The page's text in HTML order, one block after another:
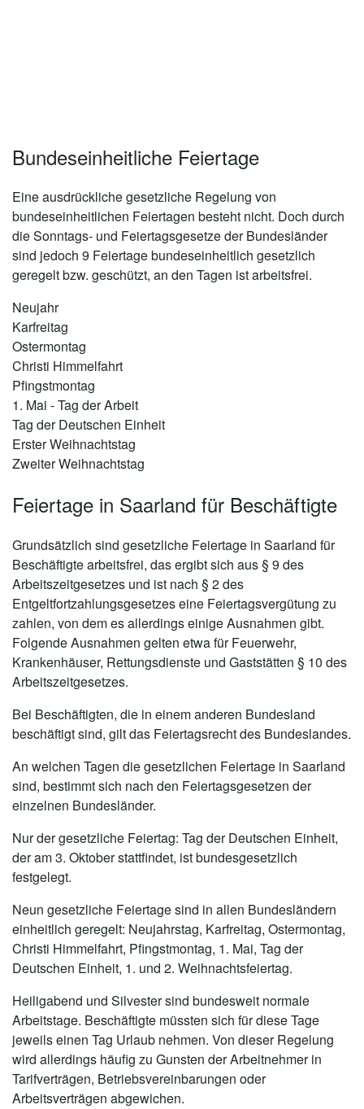
Bundeseinheitliche Feiertage
Eine ausdrückliche gesetzliche Regelung von
bundeseinheitlichen Feiertagen besteht nicht. Doch durch
die Sonntags- und Feiertagsgesetze der Bundesländer
sind jedoch 9 Feiertage bundeseinheitlich gesetzlich
geregelt bzw. geschützt, an den Tagen ist arbeitsfrei.
Neujahr
Karfreitag
Ostermontag
Christi Himmelfahrt
Pfingstmontag
1. Mai - Tag der Arbeit
Tag der Deutschen Einheit
Erster Weihnachtstag
Zweiter Weihnachtstag
Feiertage in Saarland für Beschäftigte
Grundsätzlich sind gesetzliche Feiertage in Saarland für
Beschäftigte arbeitsfrei, das ergibt sich aus § 9 des
Arbeitszeitgesetzes und ist nach § 2 des
Entgeltfortzahlungsgesetzes eine Feiertagsvergütung zu
zahlen, von dem es allerdings einige Ausnahmen gibt.
Folgende Ausnahmen gelten etwa für Feuerwehr,
Krankenhäuser, Rettungsdienste und Gaststätten § 10 des
Arbeitszeitgesetzes.
Bei Beschäftigten, die in einem anderen Bundesland
beschäftigt sind, gilt das Feiertagsrecht des Bundeslandes.
An welchen Tagen die gesetzlichen Feiertage in Saarland
sind, bestimmt sich nach den Feiertagsgesetzen der
einzelnen Bundesländer.
Nur der gesetzliche Feiertag: Tag der Deutschen Einheit,
der am 3. Oktober stattfindet, ist bundesgesetzlich
festgelegt.
Neun gesetzliche Feiertage sind in allen Bundesländern
einheitlich geregelt: Neujahrstag, Karfreitag, Ostermontag,
Christi Himmelfahrt, Pfingstmontag, 1. Mai, Tag der
Deutschen Einheit, 1. und 2. Weihnachtsfeiertag.
Heiligabend und Silvester sind bundesweit normale
Arbeitstage. Beschäftigte müssten sich für diese Tage
jeweils einen Tag Urlaub nehmen. Von dieser Regelung
wird allerdings häufig zu Gunsten der Arbeitnehmer in
Tarifverträgen, Betriebsvereinbarungen oder
Arbeitsverträgen abgewichen.